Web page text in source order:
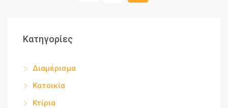
Κατηγορίες
Διαμέρισμα
Κατοικία
Κτίρια